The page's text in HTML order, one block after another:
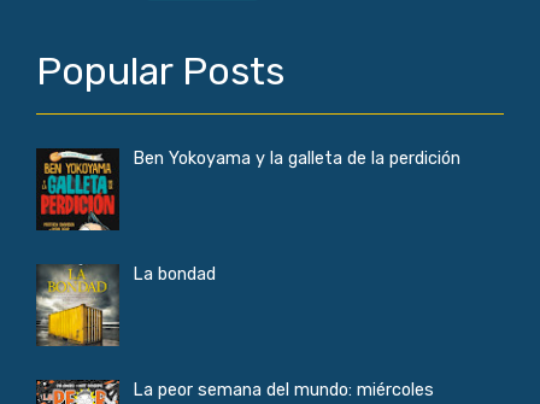
Popular Posts
Ben Yokoyama y la galleta de la perdición
La bondad
La peor semana del mundo: miércoles